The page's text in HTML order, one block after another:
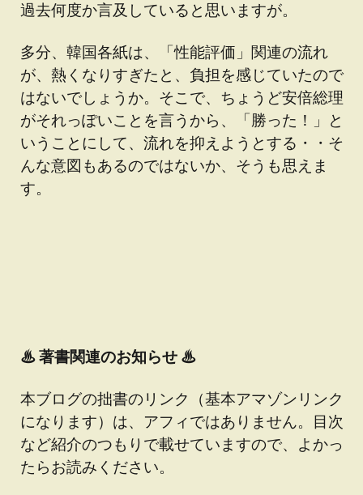
過去何度か言及していると思いますが。
多分、韓国各紙は、「性能評価」関連の流れ
が、熱くなりすぎたと、負担を感じていたので
はないでしょうか。そこで、ちょうど安倍総理
がそれっぽいことを言うから、「勝った！」と
いうことにして、流れを抑えようとする・・そ
んな意図もあるのではないか、そうも思えま
す。
♨著書関連のお知らせ ♨
本ブログの拙書のリンク（基本アマゾンリンク
になります）は、アフィではありません。目次
など紹介のつもりで載せていますので、よかっ
たらお読みください。